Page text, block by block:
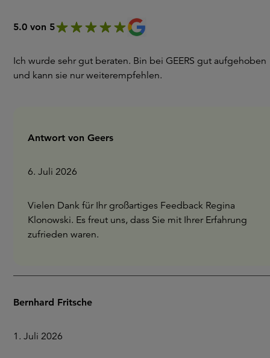
5.0 von 5
Ich wurde sehr gut beraten. Bin bei GEERS gut aufgehoben
und kann sie nur weiterempfehlen.
Antwort von Geers
6. Juli 2026
Vielen Dank für Ihr großartiges Feedback Regina
Klonowski. Es freut uns, dass Sie mit Ihrer Erfahrung
zufrieden waren.
Bernhard Fritsche
1. Juli 2026